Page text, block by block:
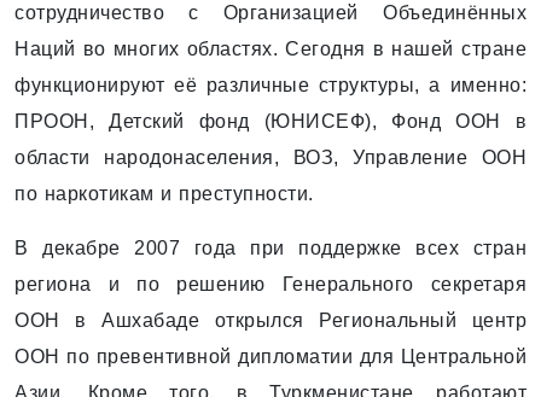
сотрудничество с Организацией Объединённых
Наций во многих областях. Сегодня в нашей стране
функционируют её различные структуры, а именно:
ПРООН, Детский фонд (ЮНИСЕФ), Фонд ООН в
области народонаселения, ВОЗ, Управление ООН
по наркотикам и преступности.
В декабре 2007 года при поддержке всех стран
региона и по решению Генерального секретаря
ООН в Ашхабаде открылся Региональный центр
ООН по превентивной дипломатии для Центральной
Азии. Кроме того, в Туркменистане работают